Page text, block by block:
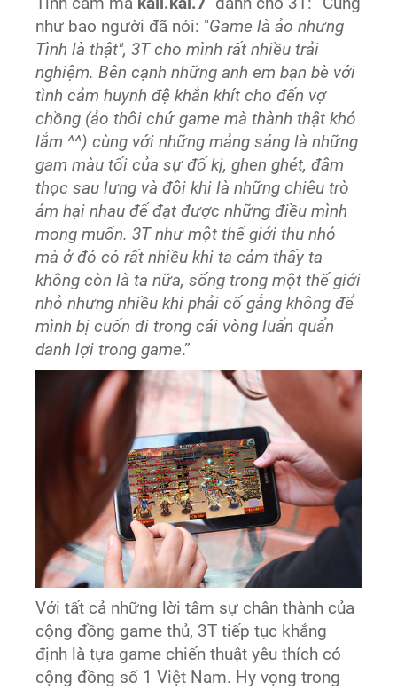
như bao người đã nói: "Game là ảo nhưng
Tình là thật", 3T cho mình rất nhiều trải
nghiệm. Bên cạnh những anh em bạn bè với
tình cảm huynh đệ khắn khít cho đến vợ
chồng (ảo thôi chứ game mà thành thật khó
lắm ^^) cùng với những mảng sáng là những
gam màu tối của sự đố kị, ghen ghét, đâm
thọc sau lưng và đôi khi là những chiêu trò
ám hại nhau để đạt được những điều mình
mong muốn. 3T như một thế giới thu nhỏ
mà ở đó có rất nhiều khi ta cảm thấy ta
không còn là ta nữa, sống trong một thế giới
nhỏ nhưng nhiều khi phải cố gắng không để
mình bị cuốn đi trong cái vòng luẩn quẩn
danh lợi trong game.”
Với tất cả những lời tâm sự chân thành của
cộng đồng game thủ, 3T tiếp tục khẳng
định là tựa game chiến thuật yêu thích có
cộng đồng số 1 Việt Nam. Hy vọng trong